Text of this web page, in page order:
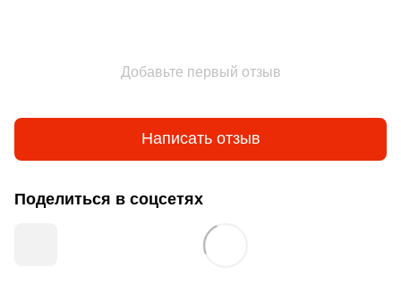
Добавьте первый отзыв
Написать отзыв
Поделиться в соцсетях